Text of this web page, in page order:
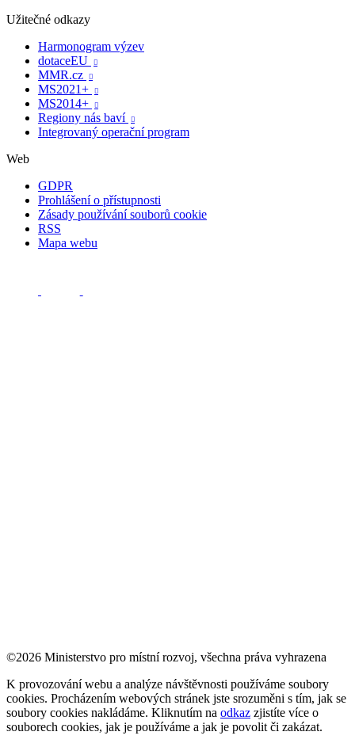
Užitečné odkazy
Harmonogram výzev
dotaceEU

MMR.cz 
MS2021+ 
MS2014+ 
Regiony nás baví 
Integrovaný operační program
Web
GDPR
Prohlášení o přístupnosti
Zásady používání souborů cookie
RSS
Mapa webu
©2026 Ministerstvo pro místní rozvoj, všechna práva vyhrazena
K provozování webu a analýze návštěvnosti používáme soubory
cookies. Procházením webových stránek jste srozuměni s tím, jak se
soubory cookies nakládáme. Kliknutím na odkaz zjistíte více o
souborech cookies, jak je používáme a jak je povolit či zakázat.